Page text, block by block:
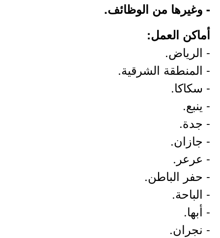
- وغيرها من الوظائف.
أماكن العمل:
- الرياض.
- المنطقة الشرقية.
- سكاكا.
- ينبع.
- جدة.
- جازان.
- عرعر.
- حفر الباطن.
- الباحة.
- أبها.
- نجران.